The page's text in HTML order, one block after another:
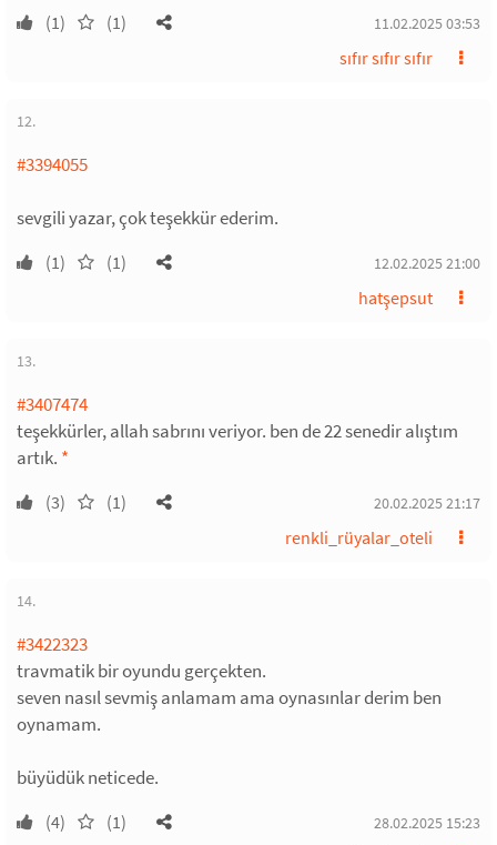
(1) (1) 11.02.2025 03:53
sıfır sıfır sıfır
12.
#3394055
sevgili yazar, çok teşekkür ederim.
(1) (1) 12.02.2025 21:00
hatşepsut
13.
#3407474
teşekkürler, allah sabrını veriyor. ben de 22 senedir alıştım
artık. *
(3) (1) 20.02.2025 21:17
renkli_rüyalar_oteli
14.
#3422323
travmatik bir oyundu gerçekten.
seven nasıl sevmiş anlamam ama oynasınlar derim ben
oynamam.
büyüdük neticede.
(4) (1) 28.02.2025 15:23